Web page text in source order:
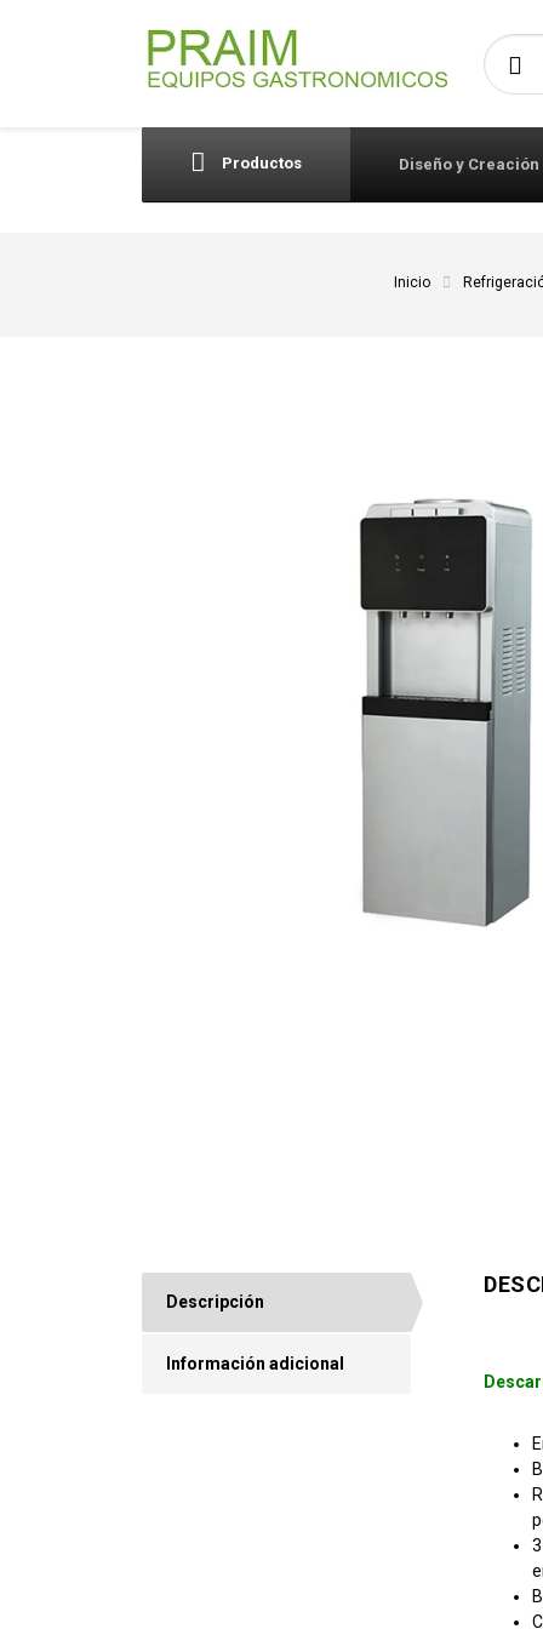
Productos Diseño y
Inicio
Descripción
Información adicional